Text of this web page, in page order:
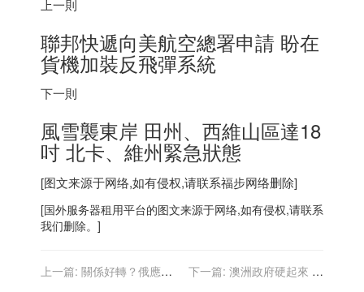
上一則
聯邦快遞向美航空總署申請 盼在
貨機加裝反飛彈系統
下一則
風雪襲東岸 田州、西維山區達18
吋 北卡、維州緊急狀態
[图文来源于网络,如有侵权,请联系福步网络删除]
[国外服务器租用平台的图文来源于网络,如有侵权,请联系
我们删除。]
上一篇: 關係好轉？俄應美
下一篇: 澳洲政府硬起來 約